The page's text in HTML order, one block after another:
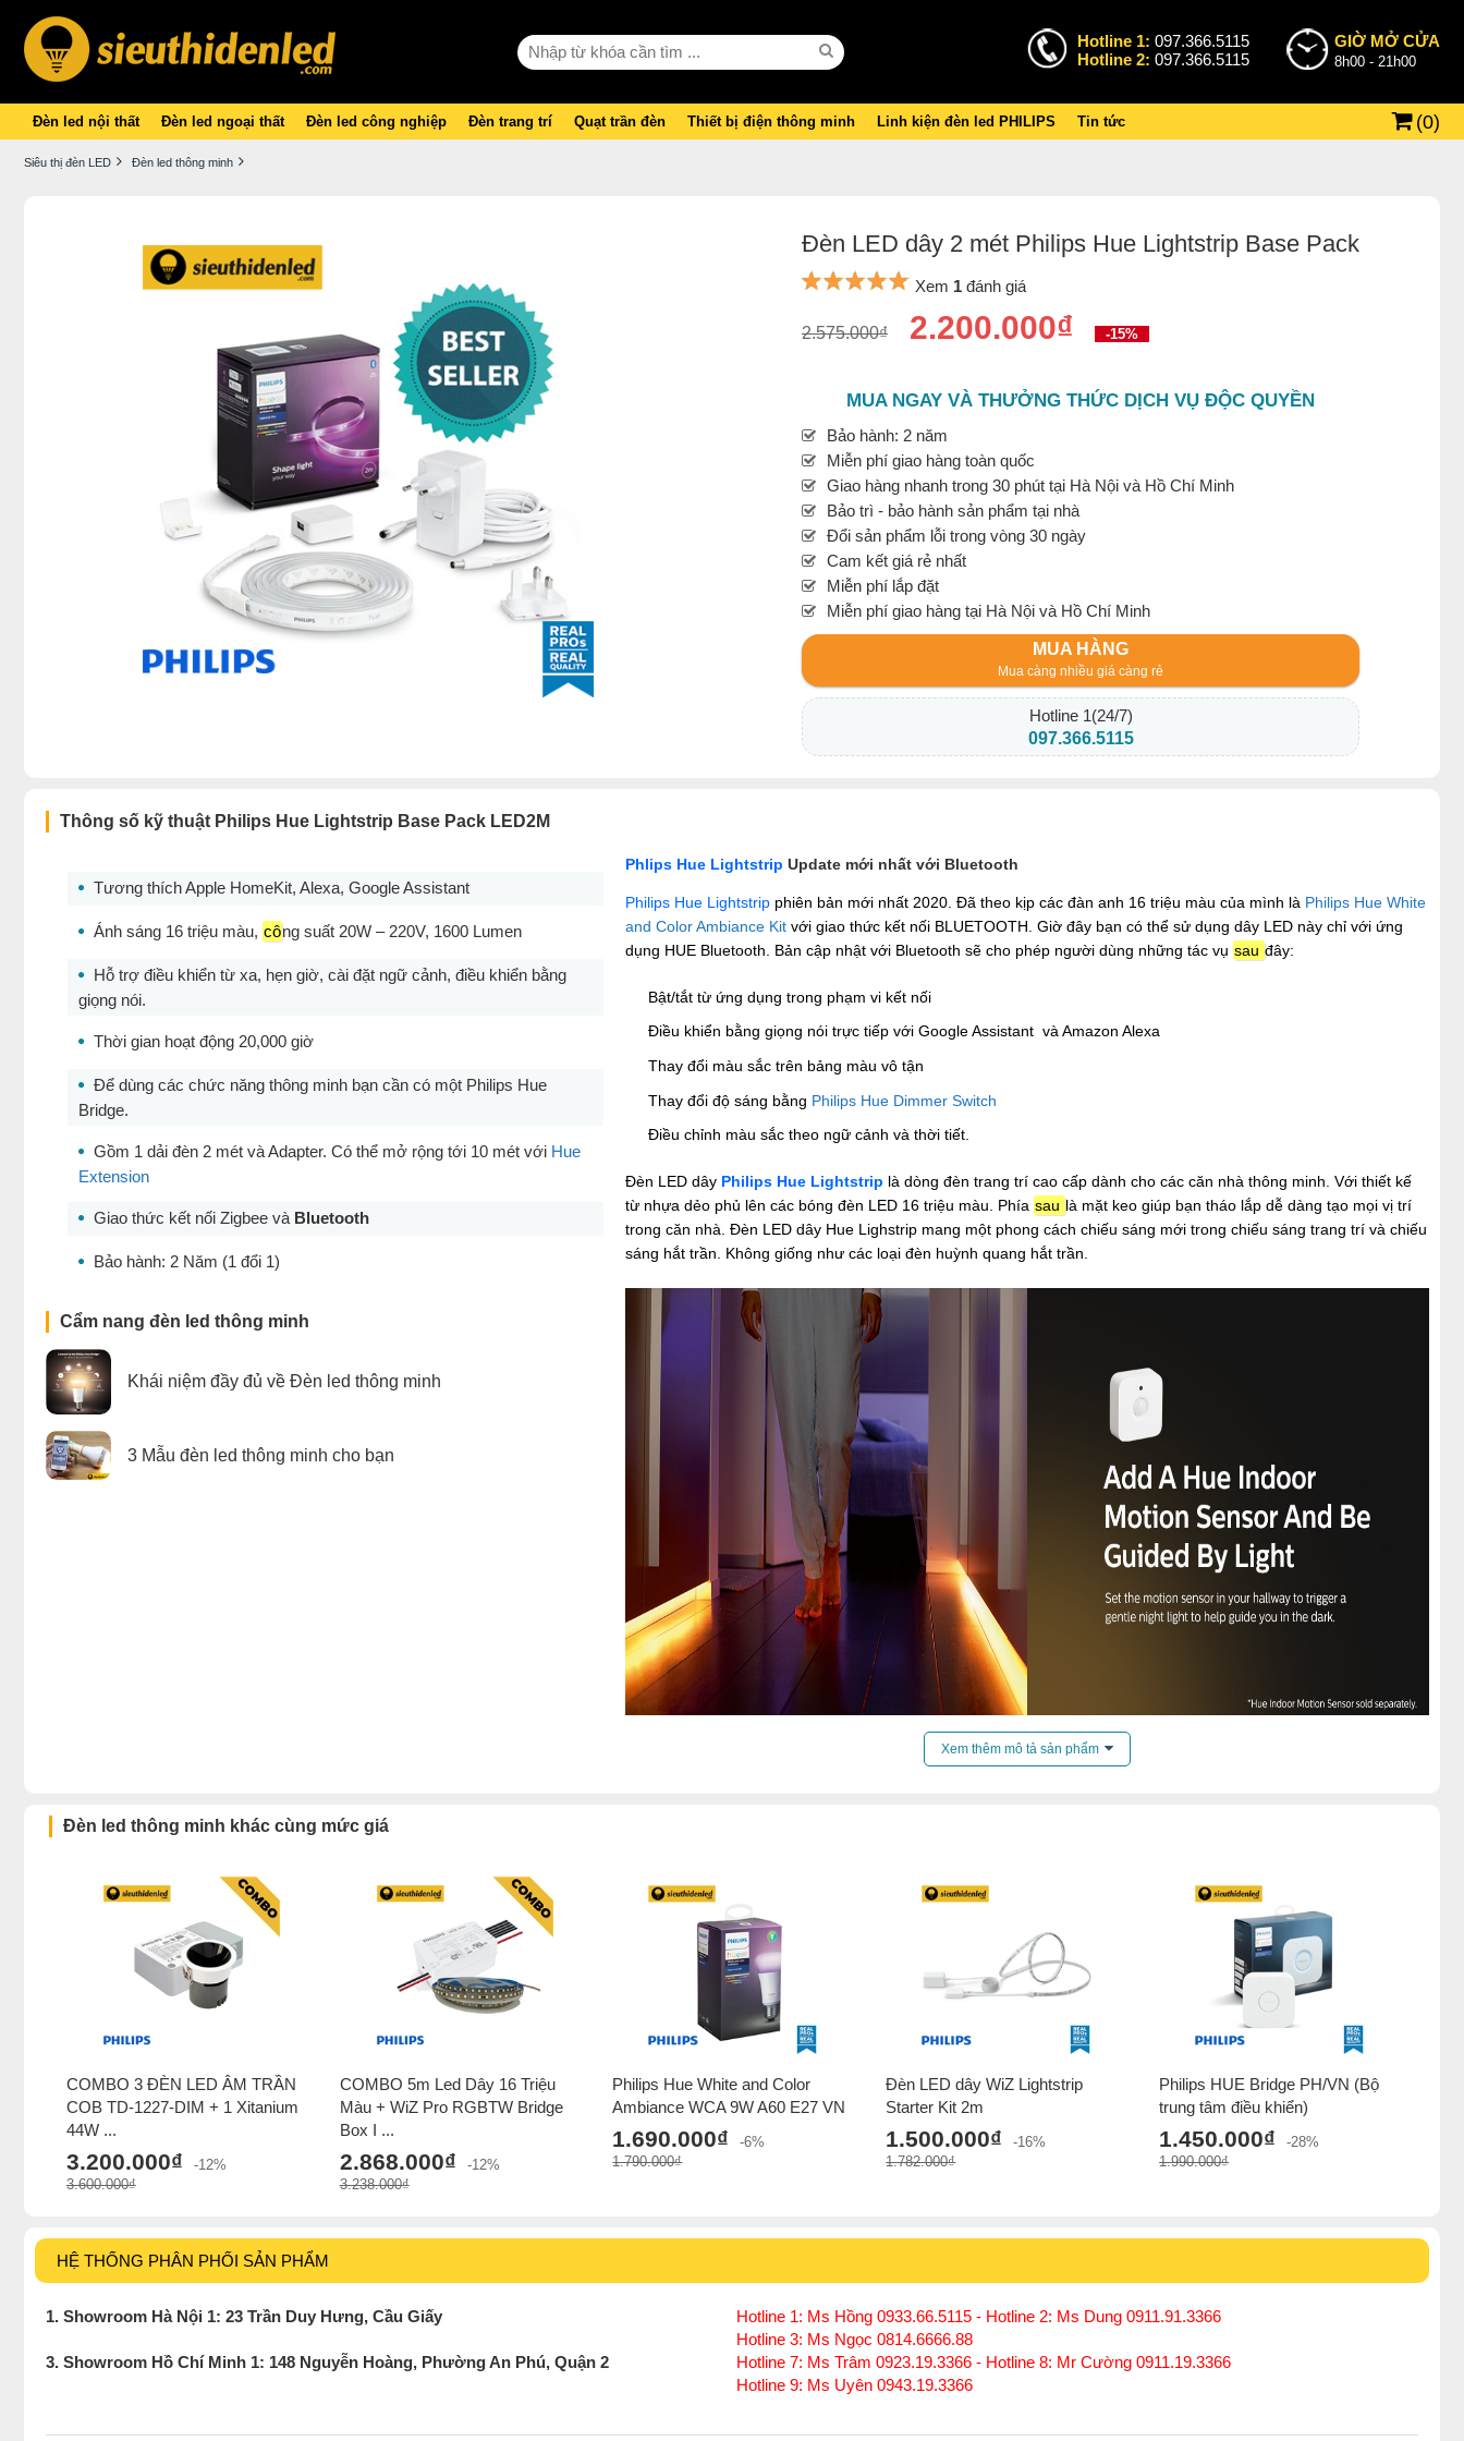
Hotline 1: 097.366.5115
Hotline 2: 097.366.5115
GIỜ MỞ CỬA
8h00 - 21h00
Đèn led nội thất Đèn led ngoại thất Đèn led công nghiệp Đèn trang trí Quạt trần đèn Thiết bị điện thông minh Linh kiện đèn led PHILIPS Tin tức (0)
Siêu thị đèn LED Đèn led thông minh
Đèn LED dây 2 mét Philips Hue Lightstrip Base Pack
Xem 1 đánh giá
2.575.000₫ 2.200.000₫ -15%
MUA NGAY VÀ THƯỞNG THỨC DỊCH VỤ ĐỘC QUYỀN
Bảo hành: 2 năm
Miễn phí giao hàng toàn quốc
Giao hàng nhanh trong 30 phút tại Hà Nội và Hồ Chí Minh
Bảo trì - bảo hành sản phẩm tại nhà
Đổi sản phẩm lỗi trong vòng 30 ngày
Cam kết giá rẻ nhất
Miễn phí lắp đặt
Miễn phí giao hàng tại Hà Nội và Hồ Chí Minh
MUA HÀNG
Mua càng nhiều giá càng rẻ
Hotline 1(24/7)
097.366.5115
Thông số kỹ thuật Philips Hue Lightstrip Base Pack LED2M
Tương thích Apple HomeKit, Alexa, Google Assistant
Ánh sáng 16 triệu màu, công suất 20W – 220V, 1600 Lumen
Hỗ trợ điều khiển từ xa, hẹn giờ, cài đặt ngữ cảnh, điều khiển bằng
giọng nói.
Thời gian hoạt động 20,000 giờ
Để dùng các chức năng thông minh bạn cần có một Philips Hue
Bridge.
Gồm 1 dải đèn 2 mét và Adapter. Có thể mở rộng tới 10 mét với Hue
Extension
Giao thức kết nối Zigbee và Bluetooth
Bảo hành: 2 Năm (1 đổi 1)
Cẩm nang đèn led thông minh
Khái niệm đầy đủ về Đèn led thông minh
3 Mẫu đèn led thông minh cho bạn
Phlips Hue Lightstrip Update mới nhất với Bluetooth
Philips Hue Lightstrip phiên bản mới nhất 2020. Đã theo kịp các đàn anh 16 triệu màu của mình là Philips Hue White
and Color Ambiance Kit với giao thức kết nối BLUETOOTH. Giờ đây bạn có thể sử dụng dây LED này chỉ với ứng
dụng HUE Bluetooth. Bản cập nhật với Bluetooth sẽ cho phép người dùng những tác vụ sau đây:
Bật/tắt từ ứng dụng trong phạm vi kết nối
Điều khiển bằng giọng nói trực tiếp với Google Assistant và Amazon Alexa
Thay đổi màu sắc trên bảng màu vô tận
Thay đổi độ sáng bằng Philips Hue Dimmer Switch
Điều chỉnh màu sắc theo ngữ cảnh và thời tiết.
Đèn LED dây Philips Hue Lightstrip là dòng đèn trang trí cao cấp dành cho các căn nhà thông minh. Với thiết kế
từ nhựa dẻo phủ lên các bóng đèn LED 16 triệu màu. Phía sau là mặt keo giúp bạn tháo lắp dễ dàng tạo mọi vị trí
trong căn nhà. Đèn LED dây Hue Lighstrip mang một phong cách chiếu sáng mới trong chiếu sáng trang trí và chiếu
sáng hắt trần. Không giống như các loại đèn huỳnh quang hắt trần.
cách phương Tây. Đơn giản nhưng mang lại sức cuốn hút và thẩm
cao. Giúp thu hút nhãn quan của khách khi
bước vào căn nhà của bạn.
Xem thêm mô tả sản phẩm
Đèn led thông minh khác cùng mức giá
COMBO 3 ĐÈN LED ÂM TRẦN
COB TD-1227-DIM + 1 Xitanium
44W ...
3.200.000₫
-12%
3.600.000₫
COMBO 5m Led Dây 16 Triệu
Màu + WiZ Pro RGBTW Bridge
Box I ...
2.868.000₫
-12%
3.238.000₫
Philips Hue White and Color
Ambiance WCA 9W A60 E27 VN
1.690.000₫
-6%
1.790.000₫
Đèn LED dây WiZ Lightstrip
Starter Kit 2m
1.500.000₫
-16%
1.782.000₫
Philips HUE Bridge PH/VN (Bộ
trung tâm điều khiển)
1.450.000₫
-28%
1.990.000₫
HỆ THỐNG PHÂN PHỐI SẢN PHẨM
1. Showroom Hà Nội 1: 23 Trần Duy Hưng, Cầu Giấy
Hotline 1: Ms Hồng 0933.66.5115 - Hotline 2: Ms Dung 0911.91.3366
Hotline 3: Ms Ngọc 0814.6666.88
3. Showroom Hồ Chí Minh 1: 148 Nguyễn Hoàng, Phường An Phú, Quận 2
Hotline 7: Ms Trâm 0923.19.3366 - Hotline 8: Mr Cường 0911.19.3366
Hotline 9: Ms Uyên 0943.19.3366